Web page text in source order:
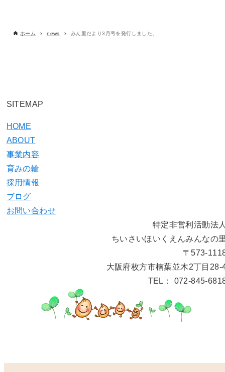
ホーム news みん里だより3月号を発行しました。
SITEMAP
HOME
ABOUT
事業内容
育みの輪
採用情報
ブログ
お問い合わせ
特定非営利活動法
ちいさいほいくえんみんなの
〒573-
大阪府枚方市楠葉並木2丁目28-
TEL： 072-845-